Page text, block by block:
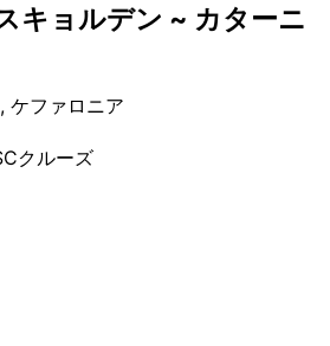
キョルデン ~ カターニ
ケファロニア
クルーズ